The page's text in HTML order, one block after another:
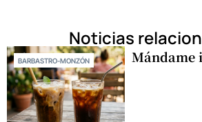
Noticias
BARBASTRO-MONZÓN Mándame